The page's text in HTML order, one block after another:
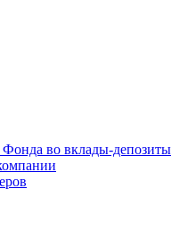
Фонда во вклады-депозиты